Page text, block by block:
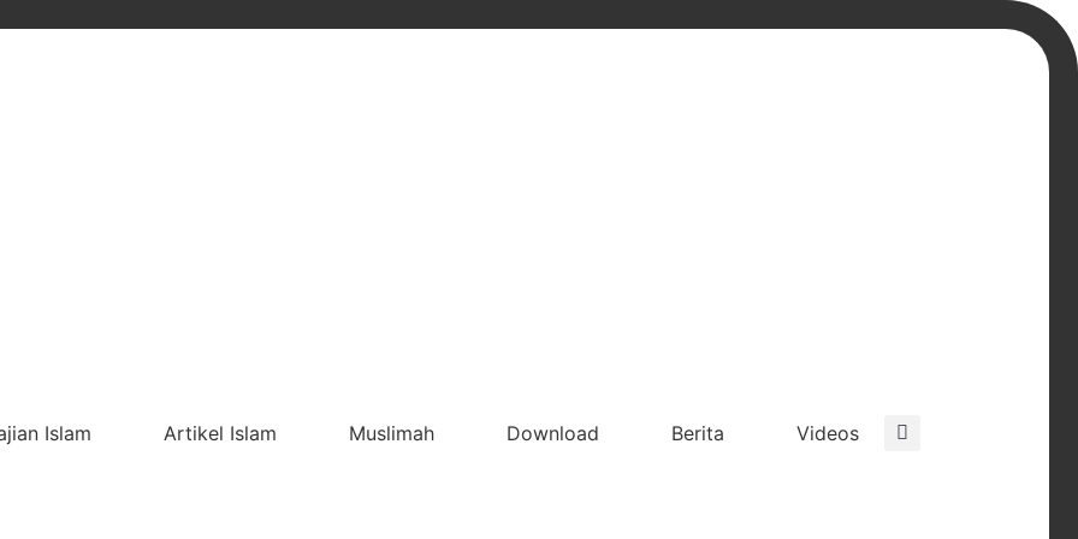
Islam Artikel Islam Muslimah Download Berita Videos